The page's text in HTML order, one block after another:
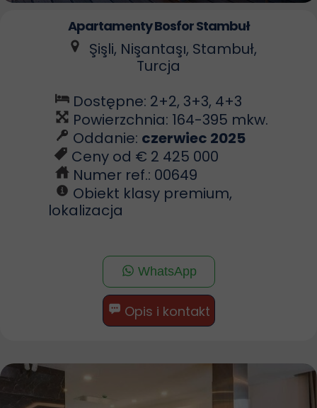
Opis i kontakt
Apartamenty Bosfor Stambuł
Şişli, Nişantaşı, Stambuł,
Turcja
Dostępne: 2+2, 3+3, 4+3
Powierzchnia: 164-395 mkw.
Oddanie: czerwiec 2025
Ceny od € 2 425 000
Numer ref.: 00649
Obiekt klasy premium,
lokalizacja
WhatsApp